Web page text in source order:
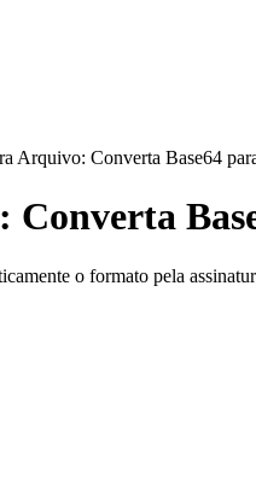
Arquivo: Converta Base64
Converta
o formato pela